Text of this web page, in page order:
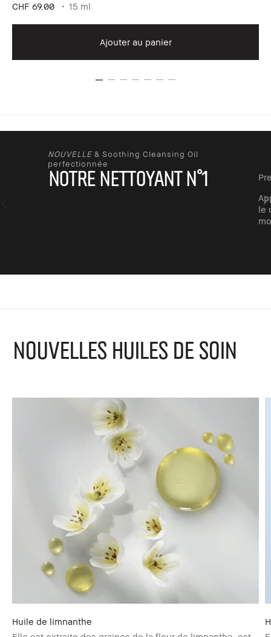
CHF 69.00 15 ml
Ajouter au panier
NOUVELLE& Soothing Cleansing Oil
perfectionnée
Notre nettoyant n°1
le
Huile de limnanthe
Nouvelles huiles de soin